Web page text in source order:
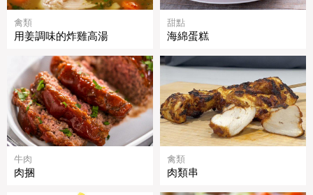
禽類
用姜調味的炸雞高湯
甜點
海綿蛋糕
牛肉
肉捆
禽類
肉類串